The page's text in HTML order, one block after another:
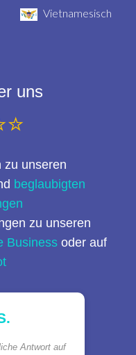
Vietnamesisch
uns
zu unseren
beglaubigten
zu unseren
Business oder auf
Antwort auf